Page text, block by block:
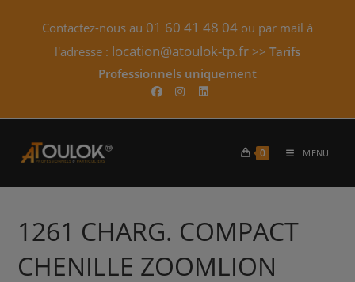
Contactez-nous au 01 60 41 48 04 ou par mail à
l'adresse : location@atoulok-tp.fr >> Tarifs
Professionnels uniquement​
0 MENU
1261 CHARG. COMPACT
CHENILLE ZOOMLION